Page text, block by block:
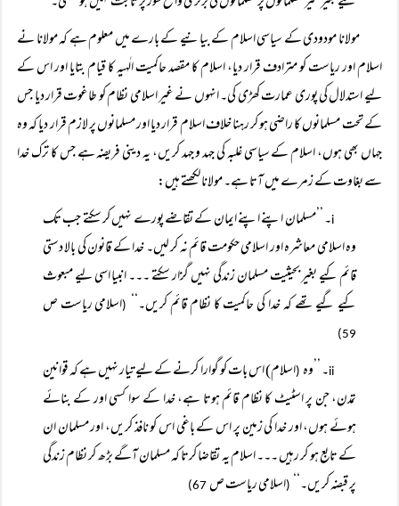
مولانا مودودی کے سیاسی اسلام کے بیانیے کے بارے میں معلوم ہے کہ مولانا نے
اسلام اور ریاست کو مترادف قرار دیا، اسلام کا مقصد حاکمیت الٰہیہ کا قیام بتایا اور اس کے
لیے استدلال کی پوری عمارت کھڑی کی۔ انہوں نے غیر اسلامی نظام کو طاغوت قرار دیا جس
کے تحت مسلمانوں کا راضی ہو کر رہنا خلاف اسلام قرار دیا اور مسلمانوں پر لازم قرار دیا کہ وہ
جہاں بھی ہوں، اسلام کے سیاسی غلبہ کی جہد و جہد کریں، یہ دینی فریضہ ہے جس کا ترک خدا
سے بغاوت کے زمرے میں آتا ہے۔ مولانا لکھتے ہیں:
i۔ ’’مسلمان اپنے اپنے ایمان کے تقاضے پورے نہیں کر سکتے جب تک
وہ اسلامی معاشرہ اور اسلامی حکومت قائم نہ کر لیں۔ خدا کے قانون کی بالا دستی
قائم کیے بغیر بحیثیت مسلمان زندگی نہیں گزار سکتے ۔۔۔ انبیا اسی لیے مبعوث
کیے گیے تھے کہ خدا کی حاکمیت کا نظام قائم کریں۔‘‘
(اسلامی ریاست ص
59)
ii۔ ’’وہ(اسلام) اس بات کو گوارا کرنے کے لیے تیار نہیں ہے کہ قوانین
تمدن، جن پر اسٹیٹ کا نظام قائم ہوتا ہے، خدا کے سوا کسی اور کے بنائے
ہوئے ہوں، اور خدا کی زمین پر اس کے باغی اس کو نافذ کریں، اور مسلمان ان
کے تابع ہو کر رہیں ۔۔۔ اسلام یہ تقاضا کرتا کہ مسلمان آگے بڑھ کر نظام زندگی
پر قبضہ کریں۔‘‘
(اسلامی ریاست ص